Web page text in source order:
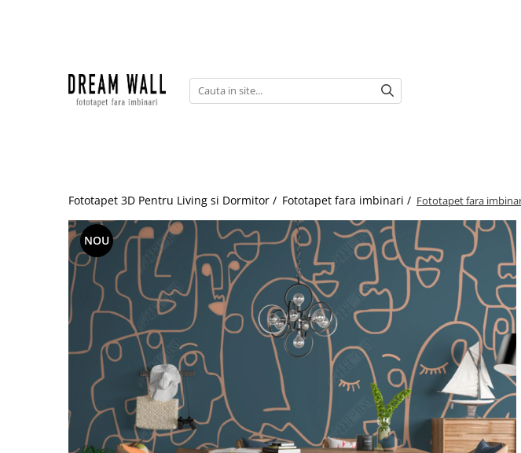
Fototapet 3D
Pentru copii
Fototapet 3D Pentru Living si Dormitor / Fototapet fara imbinari / Fototapet fara
NOU